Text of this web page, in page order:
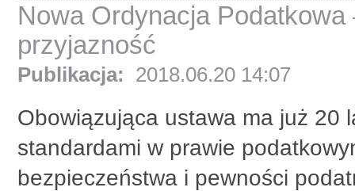
Nowa Ordynacja
przyjazność
Publikacja: 2018.06.20 14:07
Obowiązująca ustawa ma już 20
standardami w prawie
bezpieczeństwa i pewności